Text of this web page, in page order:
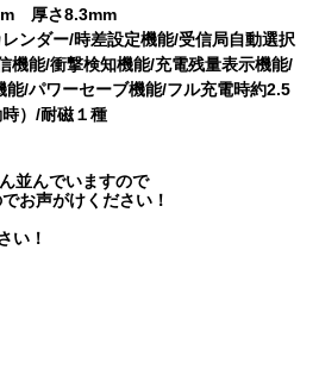
厚さ8.3mm
レンダー/時差設定機能/受信局自動選択
機能/衝撃検知機能/充電残量表示機能/
/パワーセーブ機能/フル充電時約2.5
）/耐磁１種
並んでいますので
お声がけください！
い！